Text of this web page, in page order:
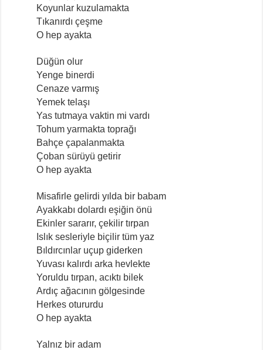
Koyunlar kuzulamakta
Tıkanırdı çeşme
O hep ayakta
Düğün olur
Yenge binerdi
Cenaze varmış
Yemek telaşı
Yas tutmaya vaktin mi vardı
Tohum yarmakta toprağı
Bahçe çapalanmakta
Çoban sürüyü getirir
O hep ayakta
Misafirle gelirdi yılda bir babam
Ayakkabı dolardı eşiğin önü
Ekinler sararır, çekilir tırpan
Islık sesleriyle biçilir tüm yaz
Bıldırcınlar uçup giderken
Yuvası kalırdı arka hevlekte
Yoruldu tırpan, acıktı bilek
Ardıç ağacının gölgesinde
Herkes otururdu
O hep ayakta
Yalnız bir adam